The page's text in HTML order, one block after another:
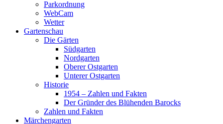
Parkordnung
WebCam
Wetter
Gartenschau
Die Gärten
Südgarten
Nordgarten
Oberer Ostgarten
Unterer Ostgarten
Historie
1954 – Zahlen und Fakten
Der Gründer des Blühenden Barocks
Zahlen und Fakten
Märchengarten